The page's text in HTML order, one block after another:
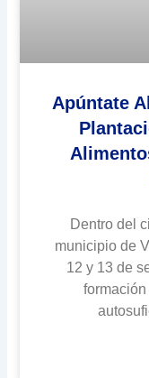
Apúntate
Dentro del
municipio de
12 y 13 de